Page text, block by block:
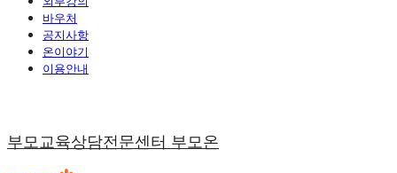
바우처
공지사항
온이야기
이용안내
부모교육상담전문센터 부모온